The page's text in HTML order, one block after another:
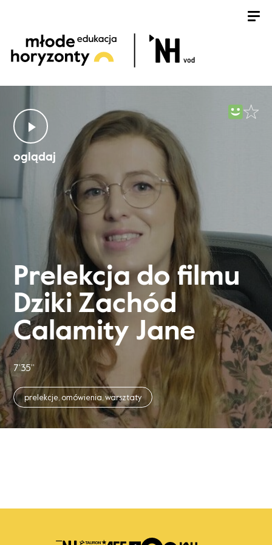
oglądaj
Prelekcja do filmu
Dziki Zachód
Calamity Jane
7’35’’
prelekcje, omówienia, warsztaty